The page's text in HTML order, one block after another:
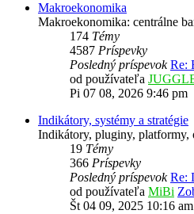
Makroekonomika
Makroekonomika: centrálne
174 Témy
4587 Príspevky
Posledný príspevok Re:
od používateľa
Pi 07 08, 2026 9:46 pm
Indikátory, systémy a stratégie
Indikátory, pluginy, platformy,
19 Témy
366 Príspevky
Posledný príspevok Re:
od používateľa MiBi
Št 04 09, 2025 10:16 am